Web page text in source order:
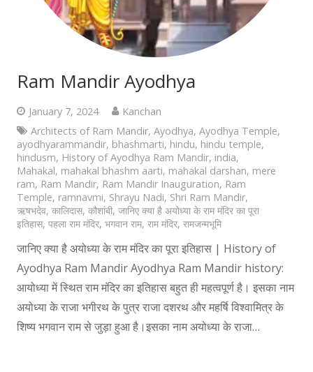
Ram Mandir Ayodhya
January 7, 2024
Kanchan
Architects of Ram Mandir, Ayodhya, Ayodhya Temple,
ayodhyarammandir, bhashmarti, hindu, hindu temple,
hindusm, History of Ayodhya Ram Mandir, india,
Mahakal, mahakal bhashm aarti, mahakal darshan, mere
ram, Ram Mandir, Ram Mandir Inauguration, Ram
Temple, ramnavmi, Shrayu Nadi, Shri Ram Mandir,
ऋषभदेव, कालिदास, कौशांबी, जानिए क्या है अयोध्या के राम मंदिर का पूरा
इतिहास, पहला राम मंदिर, भगवान राम, राम मंदिर, रामजन्मभूमि
जानिए क्या है अयोध्या के राम मंदिर का पूरा इतिहास | History of
Ayodhya Ram Mandir Ayodhya Ram Mandir history:
आयोध्या में स्थित राम मंदिर का इतिहास बहुत ही महत्वपूर्ण है। इसका नाम
अयोध्या के राजा भगीरथ के पुत्र राजा दशरथ और महर्षि विश्वामित्र के
शिष्य भगवान राम से जुड़ा हुआ है।इसका नाम अयोध्या के राजा…